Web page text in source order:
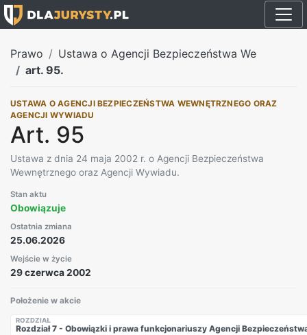
Prawo
Ustawa o Agencji Bezpieczeństwa We
art. 95.
USTAWA O AGENCJI BEZPIECZEŃSTWA WEWNĘTRZNEGO ORAZ
AGENCJI WYWIADU
Art. 95
Ustawa z dnia 24 maja 2002 r. o Agencji Bezpieczeństwa
Wewnętrznego oraz Agencji Wywiadu.
Stan aktu
Obowiązuje
Ostatnia zmiana
25.06.2026
Wejście w życie
29 czerwca 2002
Położenie w akcie
ROZDZIAŁ
Rozdział 7 - Obowiązki i prawa funkcjonariuszy Agencji